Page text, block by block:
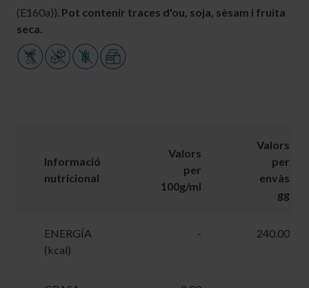
(E160a)). Pot contenir traces d'ou, soja, sèsam i fruita
seca.
Informació
nutricional
Valors
per
100g/ml
Valors
per
envàs
gg
ENERGÍA
(kcal)
- 240.00